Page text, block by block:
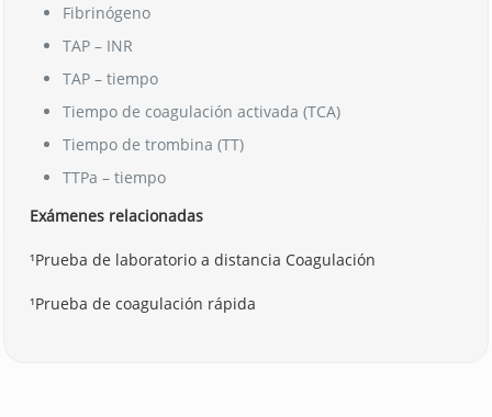
Fibrinógeno
TAP – INR
TAP – tiempo
Tiempo de coagulación activada (TCA)
Tiempo de trombina (TT)
TTPa – tiempo
Exámenes relacionadas
¹Prueba de laboratorio a distancia Coagulación
¹Prueba de coagulación rápida